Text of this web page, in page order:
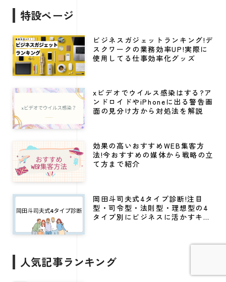
特設ページ
ビジネスガジェットランキング!デ
スクワークの業務効率UP!実際に
使用してる仕事効率化グッズ
xビデオでウイルス感染はする?ア
ンドロイドやiPhoneに出る警告画
面の見分け方から対処法を解説
効果の高いおすすめWEB集客方
法!今おすすめの媒体から戦略の立
て方まで紹介
岡田斗司夫式4タイプ診断!注目
型・司令型・法則型・理想型の4
タイプ別にビジネスに活かすキャ
人気記事ランキング